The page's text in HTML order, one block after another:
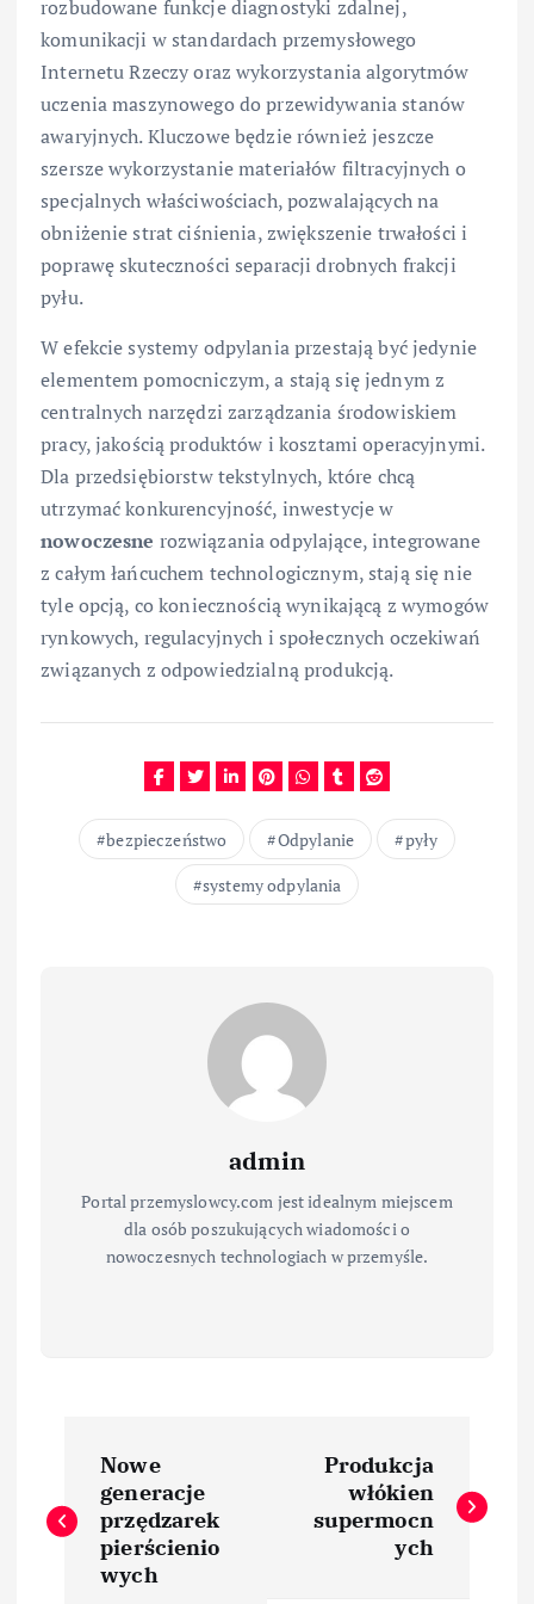
rozbudowane funkcje diagnostyki zdalnej,
komunikacji w standardach przemysłowego
Internetu Rzeczy oraz wykorzystania algorytmów
uczenia maszynowego do przewidywania stanów
awaryjnych. Kluczowe będzie również jeszcze
szersze wykorzystanie materiałów filtracyjnych o
specjalnych właściwościach, pozwalających na
obniżenie strat ciśnienia, zwiększenie trwałości i
poprawę skuteczności separacji drobnych frakcji
pyłu.
W efekcie systemy odpylania przestają być jedynie
elementem pomocniczym, a stają się jednym z
centralnych narzędzi zarządzania środowiskiem
pracy, jakością produktów i kosztami operacyjnymi.
Dla przedsiębiorstw tekstylnych, które chcą
utrzymać konkurencyjność, inwestycje w
nowoczesne rozwiązania odpylające, integrowane
z całym łańcuchem technologicznym, stają się nie
tyle opcją, co koniecznością wynikającą z wymogów
rynkowych, regulacyjnych i społecznych oczekiwań
związanych z odpowiedzialną produkcją.
bezpieczeństwo Odpylanie
pyły
systemy odpylania
admin
Portal przemyslowcy.com jest idealnym miejscem
dla osób poszukujących wiadomości o
nowoczesnych technologiach w przemyśle.
a
Nowe
generacje
przędzarek
pierścienio
wych
Produkcja
włókien
supermocn
ych